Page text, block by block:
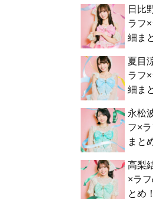
日比
ラフ
細ま
夏目
ラフ
細ま
永松
フ×
まと
高梨
×ラ
とめ！